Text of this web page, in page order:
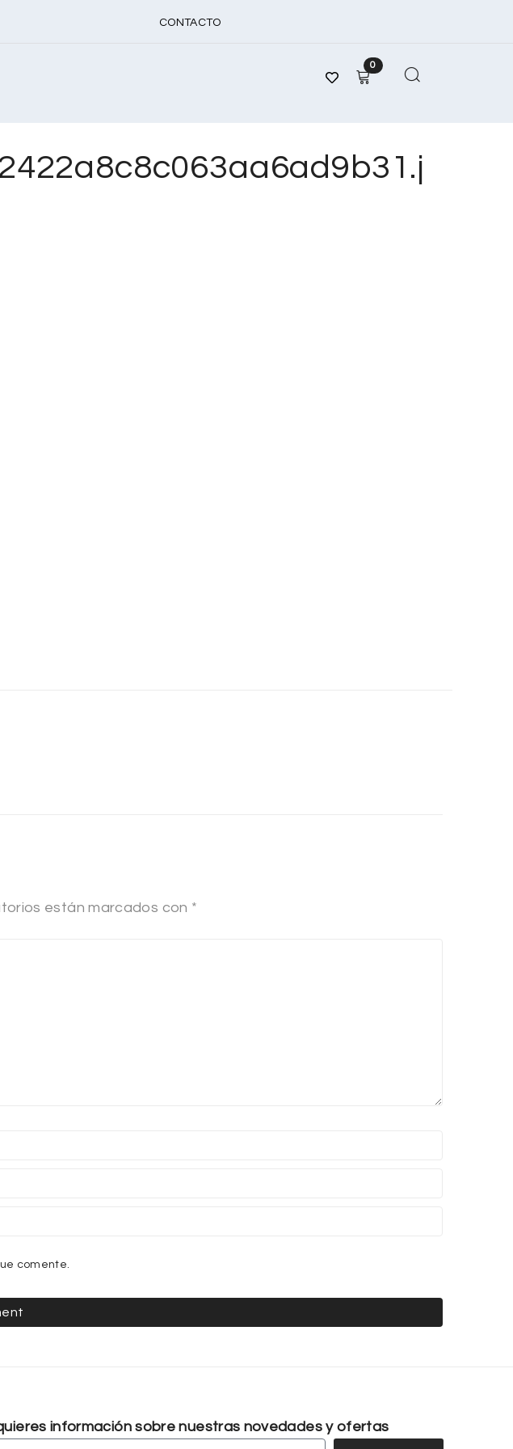
CONTACTO
0
están marcados con *
comente.
información sobre nuestras novedades y ofertas